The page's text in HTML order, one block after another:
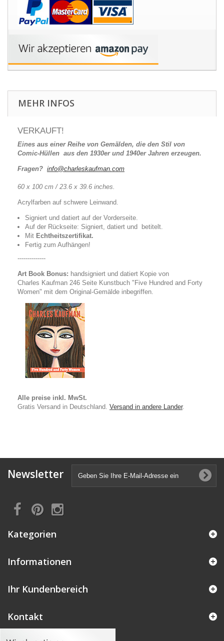
MEHR INFOS
VERKAUFT!
Eines aus einer Reihe von Gemälden, die den Stil von
Comic-Hüllen aus den 1930er und 1940er Jahren erzeugen.
Fragen? info@charleskaufman.com
60 x 100 cm / 23.6 x 39.6 inches.
Acrylfarben auf schwere Leinwand.
Signiert und datiert auf der Vorderseite.
Auf der Rückseite: Signiert, datiert und
betitelt.
Mit Echtheitszertifikat.
Fertig zum Aufhängen!
--------------
Art Book Bonus: handsigniert und datiert Kopie von
Charles Kaufman 246 Seite Kunstbuch " Five Hundred and Forty
Women" mit dem Original-Gemälde inbegriffen.
Alle preise inkl. MwSt.
Gratis Versand in Deutschland. Versand in andere Lander.
Newsletter
Kategorien
Informationen
Ihr Kundenbereich
Kontakt